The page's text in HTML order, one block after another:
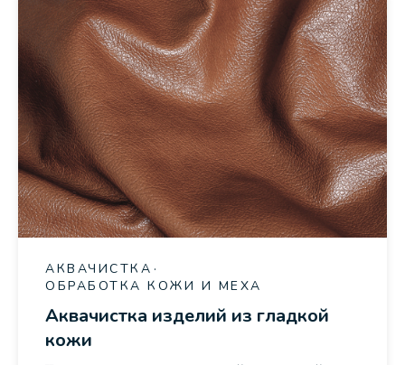
АКВАЧИСТКА
ОБРАБОТКА КОЖИ И МЕХА
Аквачистка изделий из гладкой
кожи